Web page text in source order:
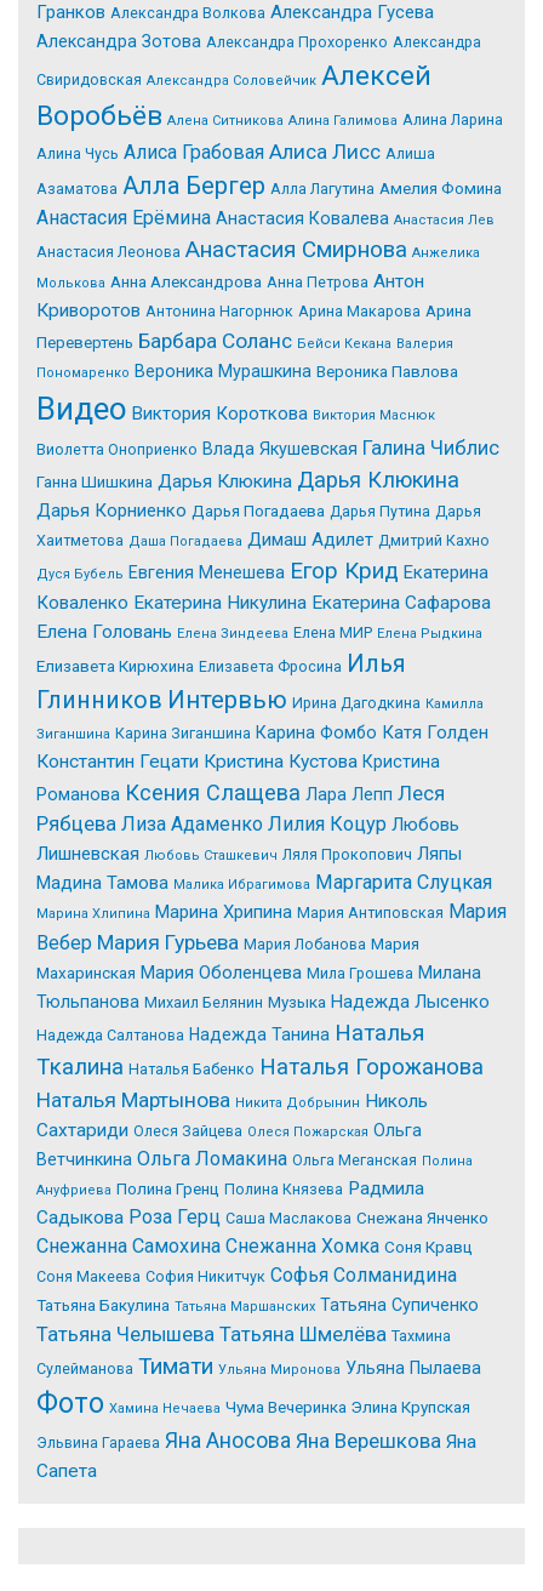
Гранков Александра Волкова Александра Гусева
Александра Зотова Александра Прохоренко Александра
Свиридовская Александра Соловейчик Алексей
Воробьёв Алена Ситникова Алина Галимова Алина Ларина
Алина Чусь Алиса Грабовая Алиса Лисс Алиша
Азаматова Алла Бергер Алла Лагутина Амелия Фомина
Анастасия Ерёмина Анастасия Ковалева Анастасия Лев
Анастасия Леонова Анастасия Смирнова Анжелика
Молькова Анна Александрова Анна Петрова Антон
Криворотов Антонина Нагорнюк Арина Макарова Арина
Перевертень Барбара Соланс Бейси Кекана Валерия
Пономаренко Вероника Мурашкина Вероника Павлова
Видео Виктория Короткова Виктория Маснюк
Виолетта Оноприенко Влада Якушевская Галина Чиблис
Ганна Шишкина Дарья Клюкина Дарья Клюкина
Дарья Корниенко Дарья Погадаева Дарья Путина Дарья
Хаитметова Даша Погадаева Димаш Адилет Дмитрий Кахно
Дуся Бубель Евгения Менешева Егор Крид Екатерина
Коваленко Екатерина Никулина Екатерина Сафарова
Елена Головань Елена Зиндеева Елена МИР Елена Рыдкина
Елизавета Кирюхина Елизавета Фросина Илья
Глинников Интервью Ирина Дагодкина Камилла
Зиганшина Карина Зиганшина Карина Фомбо Катя Голден
Константин Гецати Кристина Кустова Кристина
Романова Ксения Слащева Лара Лепп Леся
Рябцева Лиза Адаменко Лилия Коцур Любовь
Лишневская Любовь Сташкевич Ляля Прокопович Ляпы
Мадина Тамова Малика Ибрагимова Маргарита Слуцкая
Марина Хлипина Марина Хрипина Мария Антиповская Мария
Вебер Мария Гурьева Мария Лобанова Мария
Махаринская Мария Оболенцева Мила Грошева Милана
Тюльпанова Михаил Белянин Музыка Надежда Лысенко
Надежда Салтанова Надежда Танина Наталья
Tкалина Наталья Бабенко Наталья Горожанова
Наталья Мартынова Никита Добрынин Николь
Сахтариди Олеся Зайцева Олеся Пожарская Ольга
Ветчинкина Ольга Ломакина Ольга Меганская Полина
Ануфриева Полина Гренц Полина Князева Радмила
Садыкова Роза Герц Саша Маслакова Снежана Янченко
Снежанна Самохина Снежанна Хомка Соня Кравц
Соня Макеева София Никитчук Софья Солманидина
Татьяна Бакулина Татьяна Маршанских Татьяна Супиченко
Татьяна Челышева Татьяна Шмелёва Тахмина
Сулейманова Тимати Ульяна Миронова Ульяна Пылаева
Фото Хамина Нечаева Чума Вечеринка Элина Крупская
Эльвина Гараева Яна Аносова Яна Верешкова Яна
Сапета